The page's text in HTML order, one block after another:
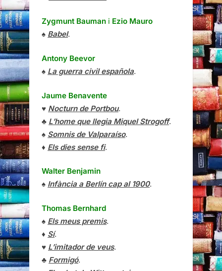
Zygmunt Bauman i Ezio Mauro
♠ Babel.
Antony Beevor
♠ La guerra civil española.
Jaume Benavente
♥ Nocturn de Portbou.
♣ L’home que llegia Miquel Strogoff.
♠ Somnis de Valparaíso.
♦ Els dies sense fi.
Walter Benjamin
♠ Infància a Berlín cap al 1900.
Thomas Bernhard
♠ Els meus premis.
♦ Sí.
♥ L’imitador de veus.
♣ Formigó.